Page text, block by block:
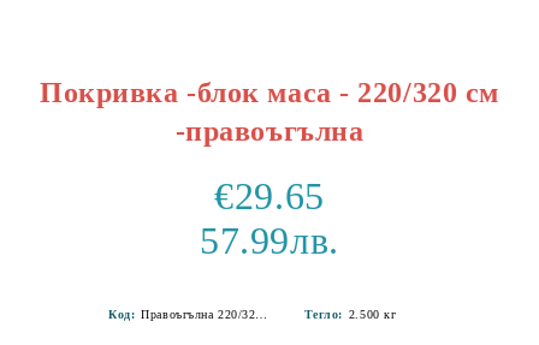
Покривка -блок маса - 220/320 см
-правоъгълна
€29.65
57.99лв.
Код: Тегло: 2.500 кг